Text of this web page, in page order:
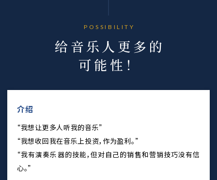
POSSIBILITY
给音乐人更多的
可能性！
介绍
“我想让更多人听我的音乐”
“我想收回我在音乐上投资，作为盈利。”
“我有演奏乐器的技能，但对自己的销售和营销技巧没有信
心。”